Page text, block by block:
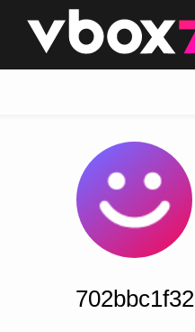
👾
702bbc1f32